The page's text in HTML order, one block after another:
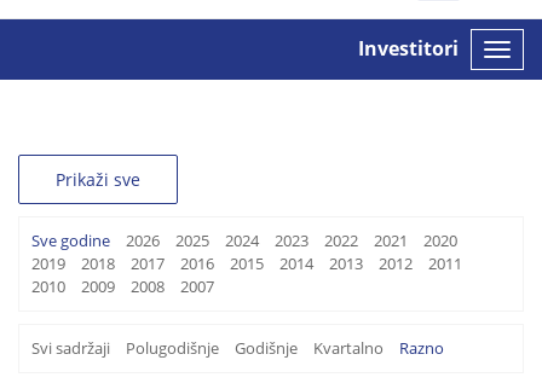
Toggle
Investitori
Prikaži sve
Sve godine 2026 2025 2024 2023 2022 2021
2020
2019
2018 2017 2016 2015 2014 2013 2012
2011
2010
2009 2008 2007
Svi sadržaji Polugodišnje Godišnje Kvartalno Razno